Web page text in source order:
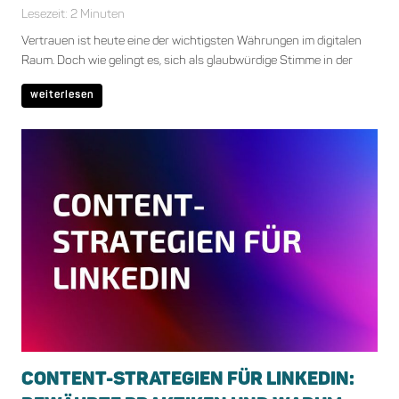
Lesezeit: 2 Minuten
Vertrauen ist heute eine der wichtigsten Währungen im digitalen
Raum. Doch wie gelingt es, sich als glaubwürdige Stimme in der
weiterlesen
CONTENT-STRATEGIEN FÜR LINKEDIN: